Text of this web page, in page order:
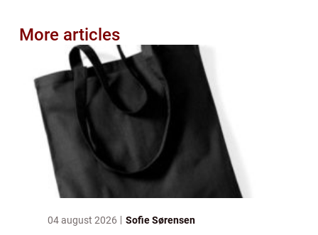
More articles
04 august 2026 Sofie Sørensen